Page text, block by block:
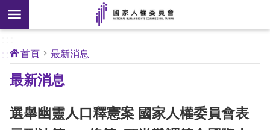
前往主要內容區塊
搜
尋
開
新
]
核
心
人
權
公
約
:::
首頁 最新消息
最新消息
選舉幽靈人口釋憲案 國家人權委員會表